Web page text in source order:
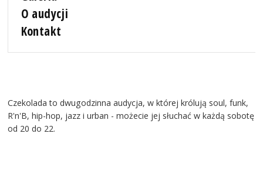
O audycji
Kontakt
Czekolada to dwugodzinna audycja, w której królują soul, funk,
R'n'B, hip-hop, jazz i urban - możecie jej słuchać w każdą sobotę
od 20 do 22.